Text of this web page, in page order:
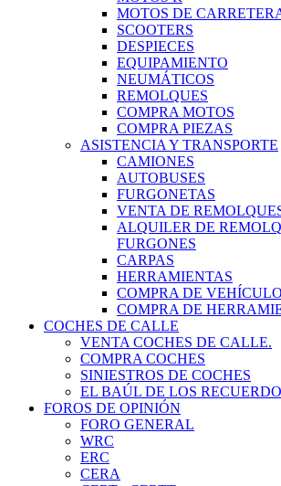
MOTOS DE
SCOOTERS
DESPIECES
EQUIPAMIENTO
NEUMÁTICOS
REMOLQUES
COMPRA MOTOS
COMPRA PIEZAS
ASISTENCIA Y TRANSPORTE
CAMIONES
AUTOBUSES
FURGONETAS
VENTA DE
ALQUILER DE
FURGONES
CARPAS
HERRAMIENTAS
COMPRA DE
COMPRA DE
COCHES DE CALLE
VENTA COCHES DE CALLE.
COMPRA COCHES
SINIESTROS DE COCHES
EL BAÚL DE LOS
FOROS DE OPINIÓN
FORO GENERAL
WRC
ERC
CERA